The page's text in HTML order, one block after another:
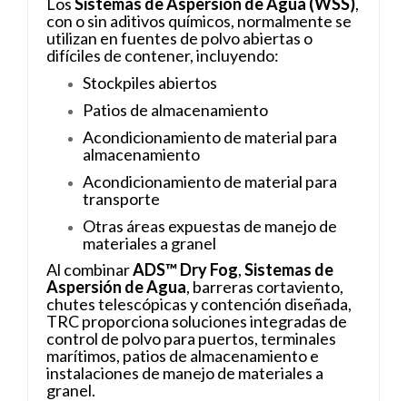
con o sin aditivos químicos, normalmente se
utilizan en fuentes de polvo abiertas o
difíciles de contener, incluyendo:
Stockpiles abiertos
Patios de almacenamiento
Acondicionamiento de material para
almacenamiento
Acondicionamiento de material para
transporte
Otras áreas expuestas de manejo de
materiales a granel
Al combinarADS™ Dry Fog,Sistemas de
Aspersión de Agua, barreras cortaviento,
chutes telescópicas y contención diseñada,
TRC proporciona soluciones integradas de
control de polvo para puertos, terminales
marítimos, patios de almacenamiento e
instalaciones de manejo de materiales a
granel.